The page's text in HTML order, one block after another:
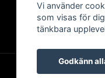
Vi använder
som visas för
tänkbara
Godkänn